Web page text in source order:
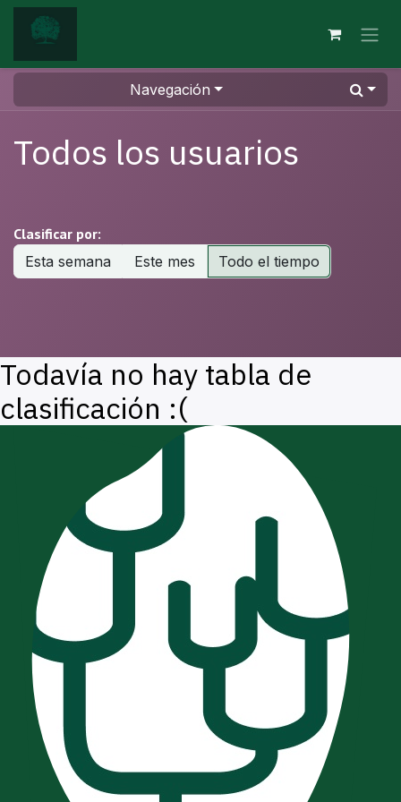
Ir al contenido
Navegación
Todos los usuarios
Clasificar por:
Esta semana
Este mes Todo el tiempo
Todavía no hay tabla de
clasificación :(